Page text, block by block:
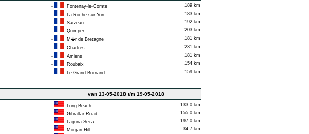
- Fontenay-le-Comte
189 km
- La Roche-sur-Yon
183 km
- Sarzeau
192 km
- Quimper
203 km
- M�r de Bretagne
181 km
- Chartres
231 km
- Amiens
181 km
- Roubaix
154 km
- Le Grand-Bornand
159 km
van 13-05-2018 t/m 19-05-2018
- Long Beach
133.0 km
- Gibraltar Road
155.0 km
- Laguna Seca
197.0 km
- Morgan Hill
34.7 km